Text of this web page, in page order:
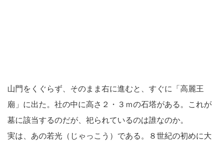
山門をくぐらず、そのまま右に進むと、すぐに「高麗王
廟」に出た。社の中に高さ２・３ｍの石塔がある。これが
墓に該当するのだが、祀られているのは誰なのか。
実は、あの若光（じゃっこう）である。８世紀の初めに大